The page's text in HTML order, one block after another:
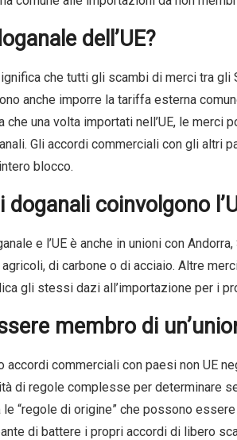
dell’UE?
che tutti gli scambi di merci tra
anche imporre la tariffa esterna
che una volta importati nell’UE, le
Gli accordi commerciali con gli altri
blocco.
coinvolgono
e l’UE è anche in unioni con
di carbone o di acciaio. Altre
gli stessi dazi all’importazione per i
membro di
accordi commerciali con paesi non UE
di regole complesse per determinare
“regole di origine” che possono
di battere i propri accordi di libero